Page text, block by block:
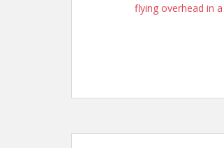
flying overhead in